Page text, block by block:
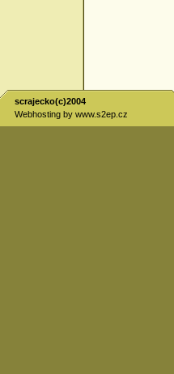
scrajecko(c)2004
Webhosting by www.s2ep.cz